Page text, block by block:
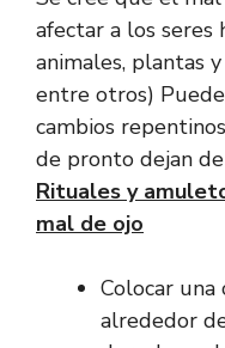
afectar a los seres
animales, plantas
entre otros)
cambios
de pronto dejan
Rituales y
mal de ojo
Colocar
alrededor